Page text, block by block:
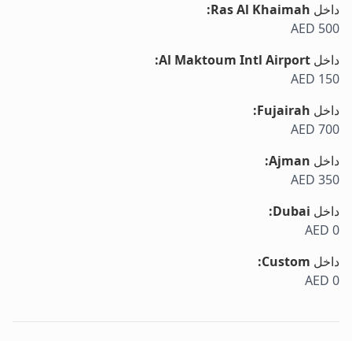
داخل Ras Al Khaimah
:
AED 500
داخل Al Maktoum Intl Airport
:
AED 150
داخل Fujairah
:
AED 700
داخل Ajman
:
AED 350
داخل Dubai
:
AED 0
داخل Custom
:
AED 0